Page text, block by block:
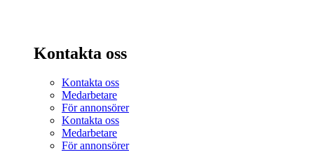
Kontakta oss
Kontakta oss
Medarbetare
För annonsörer
Kontakta oss
Medarbetare
För annonsörer